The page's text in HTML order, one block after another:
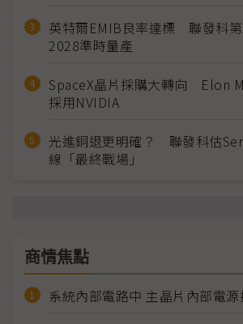
英特爾EMIB良率達標 聯發科第
2028準時量產
SpaceX晶片採購大轉向 Elon
採用NVIDIA
光進銅退更明確？ 聯發科估
線「最終戰場」
商情焦點
系統內部電路中 主晶片內部電